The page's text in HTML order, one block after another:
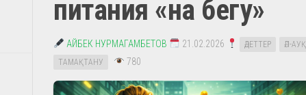
питания «на бегу»
АЙБЕК НУРМАГАМБЕТОВ 21.02.2026 ӘДЕТТЕР ӘЛ-
ТАМАҚТАНУ
780